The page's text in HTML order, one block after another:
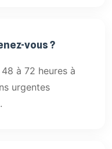
vous ?
à 72 heures à
urgentes